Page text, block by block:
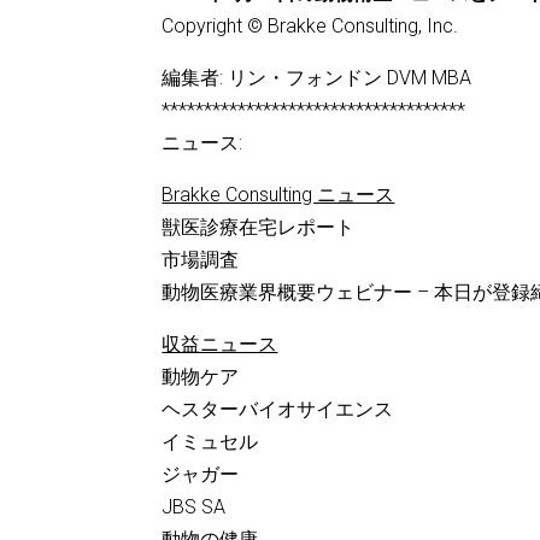
Copyright © Brakke Consulting, Inc.
編集者: リン・フォンドン DVM MBA
************************************
ニュース:
Brakke Consulting ニュース
獣医診療在宅レポート
市場調査
動物医療業界概要ウェビナー – 本日が登録
収益ニュース
動物ケア
ヘスターバイオサイエンス
イミュセル
ジャガー
JBS SA